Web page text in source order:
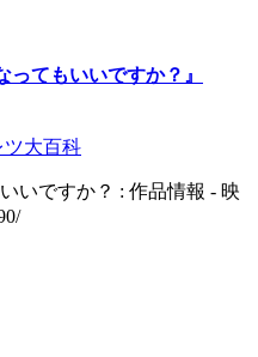
てもいいですか？』
ツ大百科
いですか？ : 作品情報 - 映